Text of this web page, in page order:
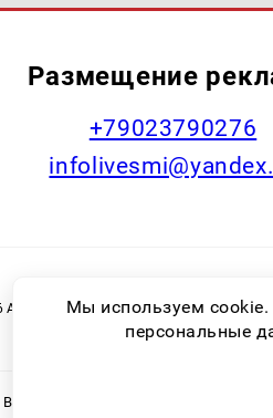
Размещение
+79023790276
Адрес эл. почты:
технологий и
Все права защищены
Мы используем
персональные